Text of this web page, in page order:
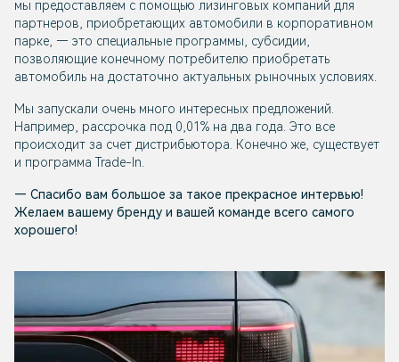
мы предоставляем с помощью лизинговых компаний для
партнеров, приобретающих автомобили в корпоративном
парке, — это специальные программы, субсидии,
позволяющие конечному потребителю приобретать
автомобиль на достаточно актуальных рыночных условиях.
Мы запускали очень много интересных предложений.
Например, рассрочка под 0,01% на два года. Это все
происходит за счет дистрибьютора. Конечно же, существует
и программа Trade-In.
— Спасибо вам большое за такое прекрасное интервью!
Желаем вашему бренду и вашей команде всего самого
хорошего!